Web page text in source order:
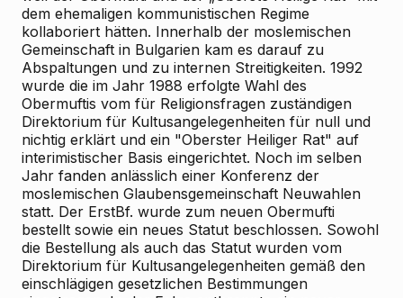
dem ehemaligen kommunistischen Regime
kollaboriert hätten. Innerhalb der moslemischen
Gemeinschaft in Bulgarien kam es darauf zu
Abspaltungen und zu internen Streitigkeiten. 1992
wurde die im Jahr 1988 erfolgte Wahl des
Obermuftis vom für Religionsfragen zuständigen
Direktorium für Kultusangelegenheiten für null und
nichtig erklärt und ein "Oberster Heiliger Rat" auf
interimistischer Basis eingerichtet. Noch im selben
Jahr fanden anlässlich einer Konferenz der
moslemischen Glaubensgemeinschaft Neuwahlen
statt. Der ErstBf. wurde zum neuen Obermufti
bestellt sowie ein neues Statut beschlossen. Sowohl
die Bestellung als auch das Statut wurden vom
Direktorium für Kultusangelegenheiten gemäß den
einschlägigen gesetzlichen Bestimmungen